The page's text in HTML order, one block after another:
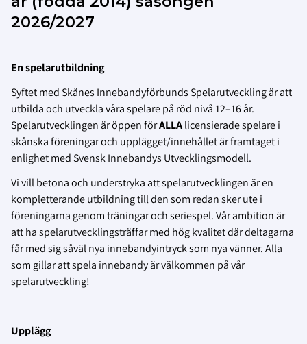
2026/2027
En spelarutbildning
Syftet med Skånes Innebandyförbunds Spelarutveckling är att
utbilda och utveckla våra spelare på röd nivå 12–16 år.
Spelarutvecklingen är öppen förALLAlicensierade spelare i
skånska föreningar och upplägget/innehållet är framtaget i
enlighet med Svensk Innebandys Utvecklingsmodell.
Vi vill betona och understryka att spelarutvecklingen är en
kompletterande utbildning till den som redan sker ute i
föreningarna genom träningar och seriespel. Vår ambition är
att ha spelarutvecklingsträffar med hög kvalitet där deltagarna
får med sig såväl nya innebandyintryck som nya vänner. Alla
som gillar att spela innebandy är välkommen på vår
spelarutveckling!
Upplägg